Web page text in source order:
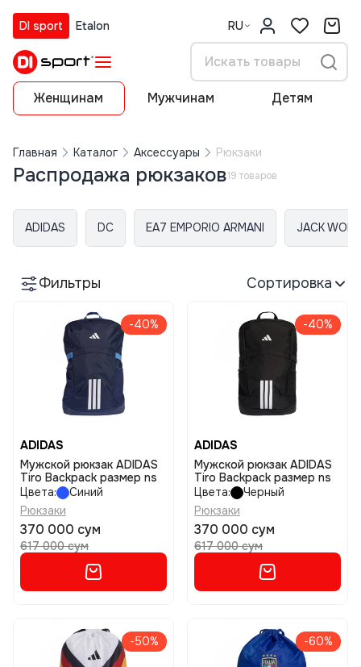
DI sport Etalon RU
Женщинам Мужчинам Детям
Главная Каталог Аксессуары Рюкзаки
Распродажа рюкзаков19 товаров
ADIDAS DC EA7 EMPORIO ARMANI JACK
Фильтры Сортировка
-40%
ADIDAS
Мужской рюкзак ADIDAS
Tiro Backpack размер ns
Цвета:
Синий
Рюкзаки
370 000 сум
617 000 сум
-40%
ADIDAS
Мужской рюкзак ADIDAS
Tiro Backpack размер ns
Цвета:
Черный
Рюкзаки
370 000 сум
617 000 сум
-50% -60%